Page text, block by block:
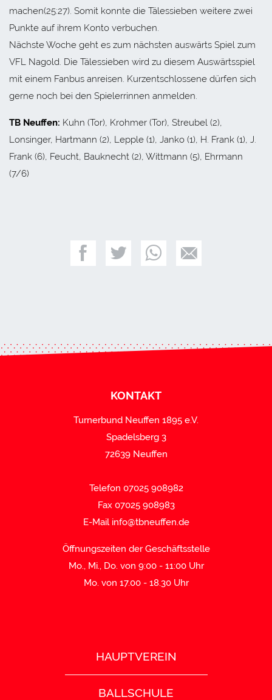
machen(25:27). Somit konnte die Tälessieben weitere zwei
Punkte auf ihrem Konto verbuchen.
Nächste Woche geht es zum nächsten auswärts Spiel zum
VFL Nagold. Die Tälessieben wird zu diesem Auswärtsspiel
mit einem Fanbus anreisen. Kurzentschlossene dürfen sich
gerne noch bei den Spielerrinnen anmelden.
TB Neuffen: Kuhn (Tor), Krohmer (Tor), Streubel (2),
Lonsinger, Hartmann (2), Lepple (1), Janko (1), H. Frank (1), J.
Frank (6), Feucht, Bauknecht (2), Wittmann (5), Ehrmann
(7/6)
KONTAKT
Turnerbund Neuffen 1895 e.V.
Spadelsberg 3
72639 Neuffen
Telefon 07025 908982
Fax 07025 908983
E-Mail info@tbneuffen.de
Öffnungszeiten der Geschäftsstelle
Mo., Mi., Do. von 9:00 - 11:00 Uhr
Mo. von 17.00 - 18.30 Uhr
HAUPTVEREIN
BALLSCHULE